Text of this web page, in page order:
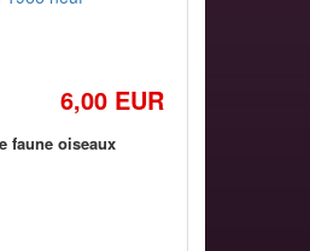
6,00 EUR
faune oiseaux